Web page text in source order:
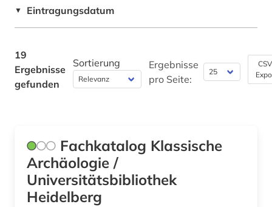
Werkstoffwissenschaften und
Wissenschaftskunde, Forschung, Hochschul-,
Museumswesen (0)
lehrmittel (1)
limondjian (1)
malta (1)
medizin (1)
▼ Eintragungsdatum
19
Ergebnisse
gefunden
Sortierung
Ergebnisse
pro Seite:
Fachkatalog Klassische
Archäologie /
Universitätsbibliothek
Heidelberg